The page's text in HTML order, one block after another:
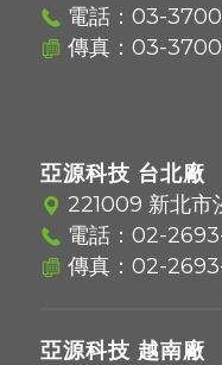
電話： 03-
傳真：03-
亞源科技 台北廠
221009 新北市
電話： 02-
傳真：02-
亞源科技 越南廠